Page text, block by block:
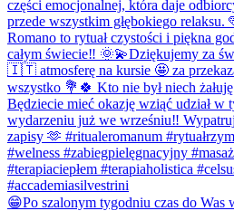
😁Po szalonym tygodniu czas do Was